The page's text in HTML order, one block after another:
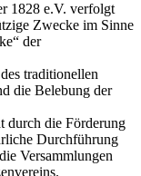
1828 e.V. verfolgt
Zwecke im Sinne
der
traditionellen
die Belebung der
durch die Förderung
Durchführung
Versammlungen